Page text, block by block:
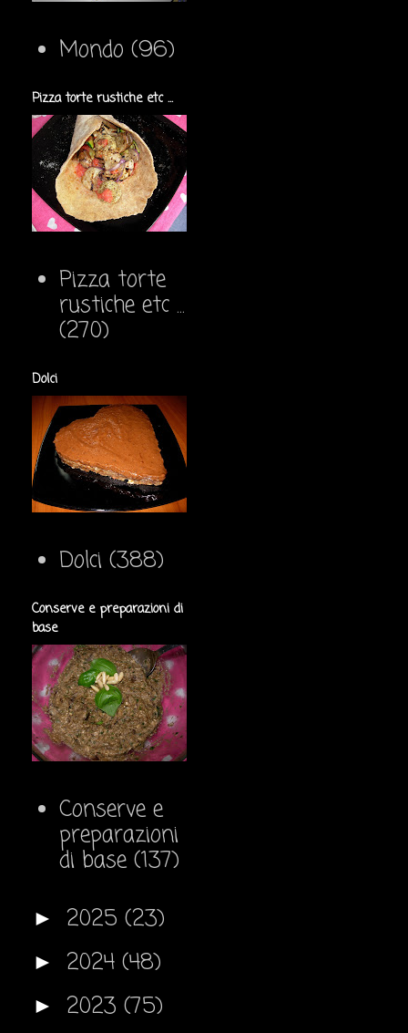
Mondo (96)
Pizza torte rustiche etc ...
Pizza torte
rustiche etc ...
(270)
Dolci
Dolci (388)
Conserve e preparazioni di
base
Conserve e
preparazioni
di base (137)
► 2025 (23)
► 2024 (48)
► 2023 (75)